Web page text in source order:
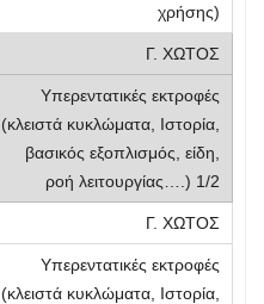
χρήσης)
Γ. ΧΩΤΟΣ
Υπερεντατικές εκτροφές
(κλειστά κυκλώματα, Ιστορία,
βασικός εξοπλισμός, είδη,
ροή λειτουργίας….) 1/2
Γ. ΧΩΤΟΣ
Υπερεντατικές εκτροφές
(κλειστά κυκλώματα, Ιστορία,